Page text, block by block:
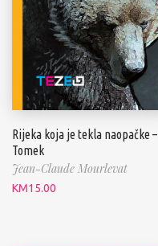
Rijeka koja je tekla naopačke –
Tomek
Jean-Claude Mourlevat
KM15.00